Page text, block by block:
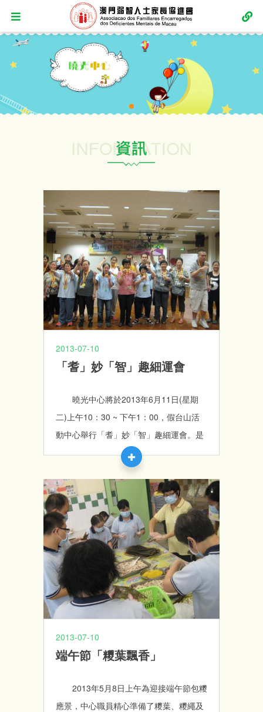
2013-07-10
「耆」妙「智」趣細運會
曉光中心將於2013年6月11日(星期
二)上午10：30 ~ 下午1：00，假台山活
動中心舉行「耆」妙「智」趣細運會。是
次活動的參加者除了中心學員及其家長
外，還邀請了匯暉長者中心的一班長者一
同參與，勇奪多個獎項。亦期望透過不同
的社區人士與學員的互動，建立共融的生
活態度，讓學員感受到社區人士的關懷及
接納外，亦讓社區人士認識到學員的能
力。預祝各參賽健兒，在活動中取得好成
績。
2013-07-10
端午節「糭葉飄香」
2013年5月8日上午為迎接端午節包糭
應景，中心職員精心準備了糭葉、糭繩及